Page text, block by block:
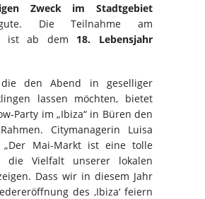
Zweck im Stadtgebiet
Die Teilnahme am
ist ab dem 18. Lebensjahr
den Abend in geselliger
lassen möchten, bietet
Party im „Ibiza“ in Büren den
Citymanagerin Luisa
„Der Mai-Markt ist eine tolle
die Vielfalt unserer lokalen
Dass wir in diesem Jahr
des ‚Ibiza‘ feiern